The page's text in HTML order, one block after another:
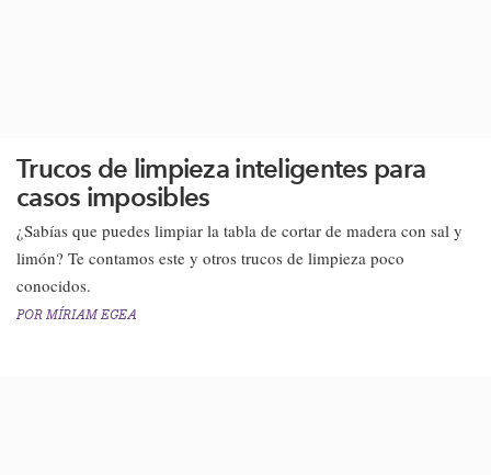
Trucos de limpieza inteligentes para
casos imposibles
¿Sabías que puedes limpiar la tabla de cortar de madera con sal y
limón? Te contamos este y otros trucos de limpieza poco
conocidos.​
POR MÍRIAM EGEA